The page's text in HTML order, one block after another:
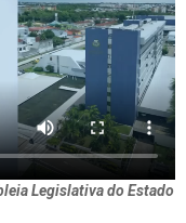
Legislativa do Estado